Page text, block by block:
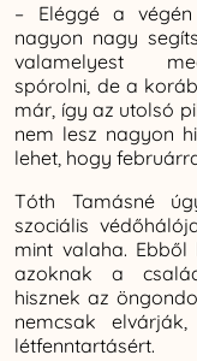
– Eléggé a
nagyon nagy
valamelyest
spórolni, de a
már, így az utolsó
nem lesz nagyon
lehet, hogy
Tóth Tamásné
szociális
mint valaha.
azoknak a
hisznek az
nemcsak
létfenntartásért.